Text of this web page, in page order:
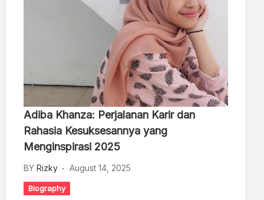
Adiba Khanza: Perjalanan Karir dan
Rahasia Kesuksesannya yang
Menginspirasi 2025
BY Rizky August 14, 2025
Biography